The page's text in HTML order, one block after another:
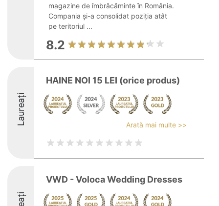
magazine de îmbrăcăminte în România.
Compania și-a consolidat poziția atât
pe teritoriul ...
8.2
Laureați
HAINE NOI 15 LEI (orice produs)
Arată mai multe >>
VWD - Voloca Wedding Dresses